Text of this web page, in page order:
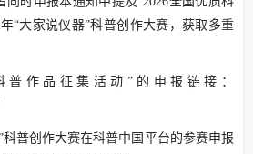
“大家说仪器”科普创作大赛，获取多重
普作品征集活动”的申报链接：
科普创作大赛在科普中国平台的参赛申报